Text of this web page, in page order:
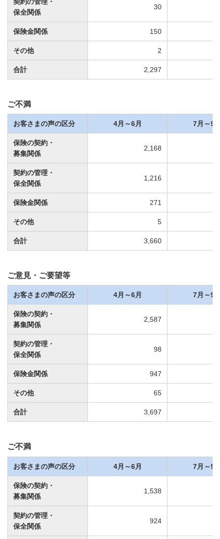
保全関係
30
保険金関係 150
その他 2
合計 2,297
ご不満
お客さまの声の区分 4月～6月 7月～9
保険の契約・
募集関係
2,168
契約の管理・
保全関係
1,216
保険金関係 271
その他 5
合計 3,660
ご意見・ご要望等
お客さまの声の区分 4月～6月 7月～9
保険の契約・
募集関係
2,587
契約の管理・
保全関係
98
保険金関係 947
その他 65
合計 3,697
ご不満
お客さまの声の区分 4月～6月 7月～9
保険の契約・
募集関係
1,538
契約の管理・
保全関係
924